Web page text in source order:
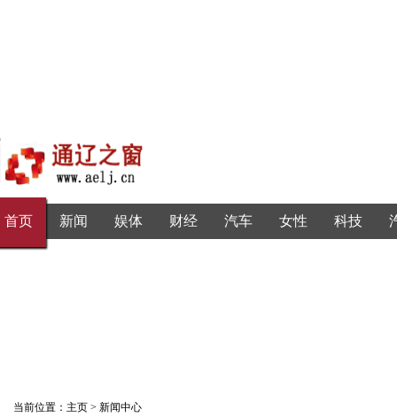
首页 新闻 娱体 财经 汽车 女性 科技
当前位置： 主页 > 新闻中心